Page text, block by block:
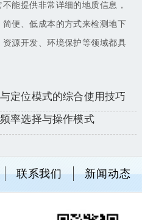
能提供非常详细的地质信息，
便、低成本的方式来检测地下
源开发、环境保护等领域都具
定位模式的综合使用技巧
率选择与操作模式
联系我们 新闻动态